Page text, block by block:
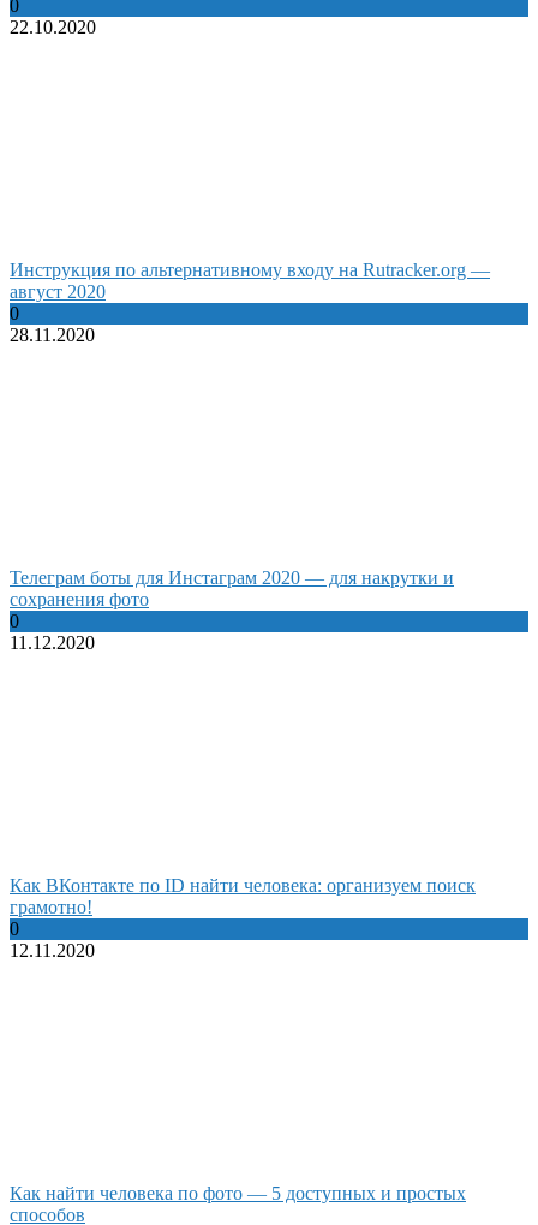
0
22.10.2020
Инструкция по альтернативному входу на Rutracker.org —
август 2020
0
28.11.2020
Телеграм боты для Инстаграм 2020 — для накрутки и
сохранения фото
0
11.12.2020
Как ВКонтакте по ID найти человека: организуем поиск
грамотно!
0
12.11.2020
Как найти человека по фото — 5 доступных и простых
способов